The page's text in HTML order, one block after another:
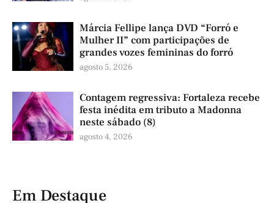
Márcia Fellipe lança DVD “Forró e
Mulher II” com participações de
grandes vozes femininas do forró
agosto 5, 2026
Contagem regressiva: Fortaleza recebe
festa inédita em tributo a Madonna
neste sábado (8)
agosto 4, 2026
Em Destaque